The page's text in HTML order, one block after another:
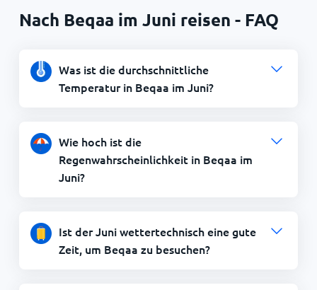
Nach Beqaa im Juni reisen - FAQ
Was ist die durchschnittliche
Temperatur in Beqaa im Juni?
Wie hoch ist die
Regenwahrscheinlichkeit in Beqaa im
Juni?
Ist der Juni wettertechnisch eine gute
Zeit, um Beqaa zu besuchen?